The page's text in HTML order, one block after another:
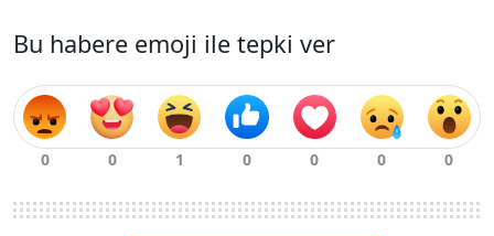
Bu habere emoji ile tepki ver